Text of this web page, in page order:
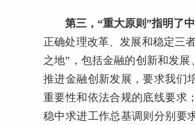
第三，“重大原则”指明了
正确处理改革、发展和稳定三
之地”，包括金融的创新和发
推进金融创新发展，要求我们
重要性和依法合规的底线要求
稳中求进工作总基调则分别要